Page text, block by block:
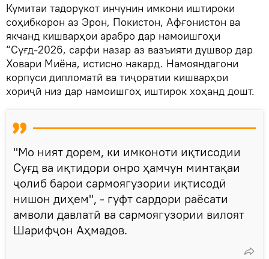
Кумитаи тадорукот инчунин имкони иштироки
соҳибкорон аз Эрон, Покистон, Афғонистон ва
якчанд кишварҳои арабро дар намоишгоҳи
“Суғд-2026, сарфи назар аз вазъияти душвор дар
Ховари Миёна, истисно накард. Намояндагони
корпуси дипломатӣ ва тиҷоратии кишварҳои
хориҷӣ низ дар намоишгоҳ иштирок хоҳанд дошт.
"Мо ният дорем, ки имконоти иқтисодии
Суғд ва иқтидори онро ҳамчун минтақаи
ҷолиб барои сармоягузории иқтисодӣ
нишон диҳем", - гуфт сардори раёсати
амволи давлатӣ ва сармоягузории вилоят
Шарифҷон Аҳмадов.